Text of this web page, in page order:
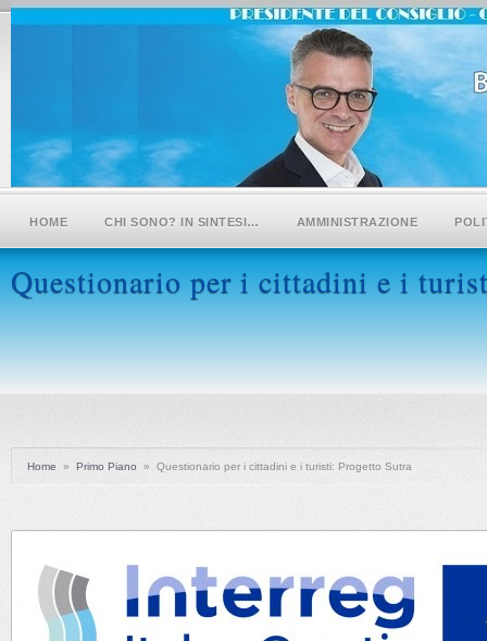
HOME CHI SONO? IN SINTESI… AMMINISTRAZIONE
Questionario per i cittadini e i
Home » Primo Piano » Questionario per i cittadini e i turisti: Progetto Sutra